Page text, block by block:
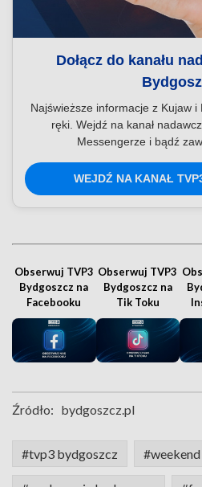
Dołącz do kanału
Najświeższe informacje z Kujaw
ręki. Wejdź na kanał
Messengerze i bądź
WEJDŹ NA KANAŁ
Obserwuj TVP3
Bydgoszcz na
Facebooku
Obserwuj TVP3
Bydgoszcz na
Tik Toku
Źródło: bydgoszcz.pl
#tvp3 bydgoszcz